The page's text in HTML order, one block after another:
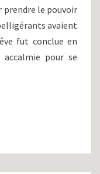
prendre le pouvoir
avaient
fut conclue en
pour se
LA SUITE